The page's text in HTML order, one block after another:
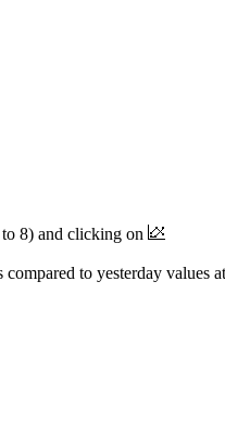
8) and clicking on
to yesterday values